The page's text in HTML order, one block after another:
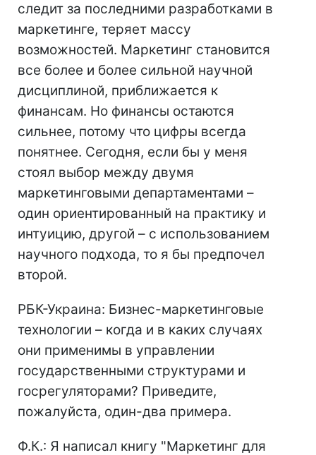
следит за последними разработками в
маркетинге, теряет массу
возможностей. Маркетинг становится
все более и более сильной научной
дисциплиной, приближается к
финансам. Но финансы остаются
сильнее, потому что цифры всегда
понятнее. Сегодня, если бы у меня
стоял выбор между двумя
маркетинговыми департаментами –
один ориентированный на практику и
интуицию, другой – с использованием
научного подхода, то я бы предпочел
второй.
РБК-Украина: Бизнес-маркетинговые
технологии – когда и в каких случаях
они применимы в управлении
государственными структурами и
госрегуляторами? Приведите,
пожалуйста, один-два примера.
Ф.К.: Я написал книгу "Маркетинг для